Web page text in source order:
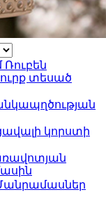
տեսած
կորստի